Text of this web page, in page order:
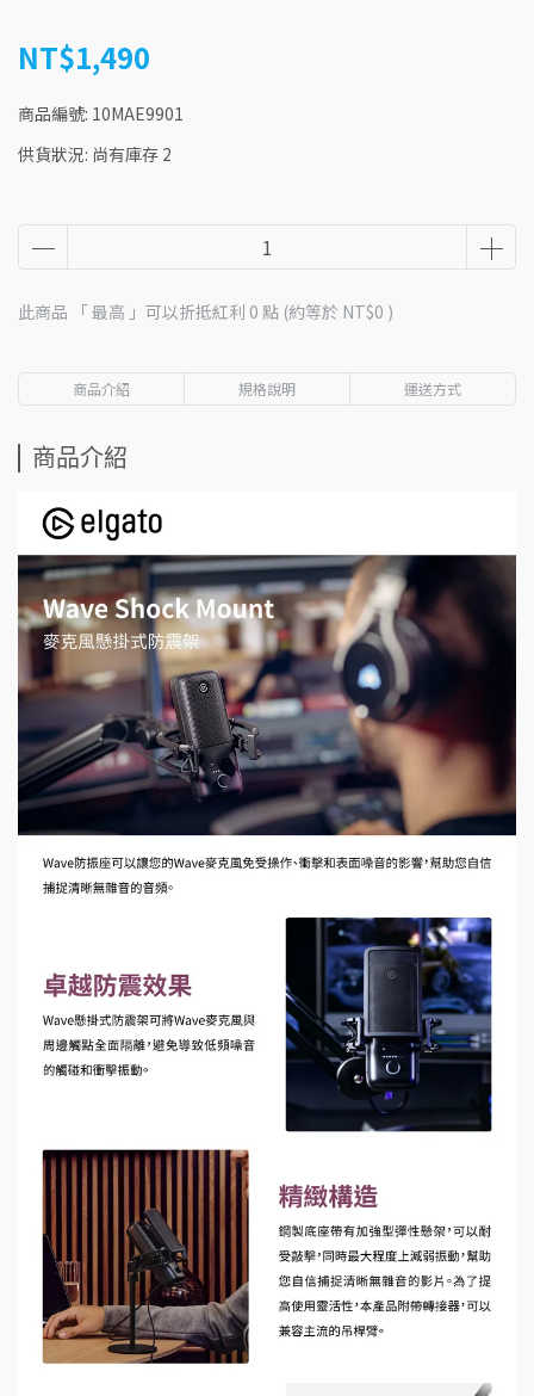
NT$1,490
商品編號: 10MAE9901
供貨狀況: 尚有庫存 2
此商品 「 最高 」可以折抵紅利 0 點 (約等於 NT$0 )
商品介紹 規格說明 運送方式
商品介紹